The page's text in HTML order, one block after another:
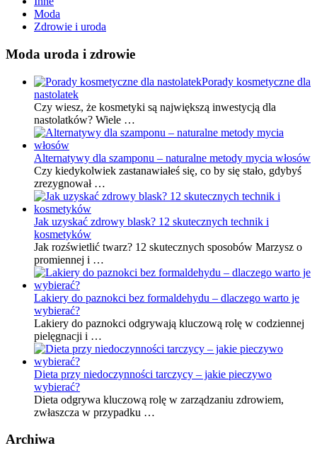
Moda
Zdrowie i uroda
Moda uroda i zdrowie
Porady kosmetyczne dla
nastolatek
Czy wiesz, że kosmetyki są największą inwestycją dla
nastolatków? Wiele …
Alternatywy dla szamponu – naturalne metody mycia włosów
Czy kiedykolwiek zastanawiałeś się, co by się stało, gdybyś
zrezygnował …
Jak uzyskać zdrowy blask? 12 skutecznych technik i
kosmetyków
Jak rozświetlić twarz? 12 skutecznych sposobów Marzysz o
promiennej i …
Lakiery do paznokci bez formaldehydu – dlaczego warto je
wybierać?
Lakiery do paznokci odgrywają kluczową rolę w codziennej
pielęgnacji i …
Dieta przy niedoczynności tarczycy – jakie pieczywo
wybierać?
Dieta odgrywa kluczową rolę w zarządzaniu zdrowiem,
zwłaszcza w przypadku …
Archiwa